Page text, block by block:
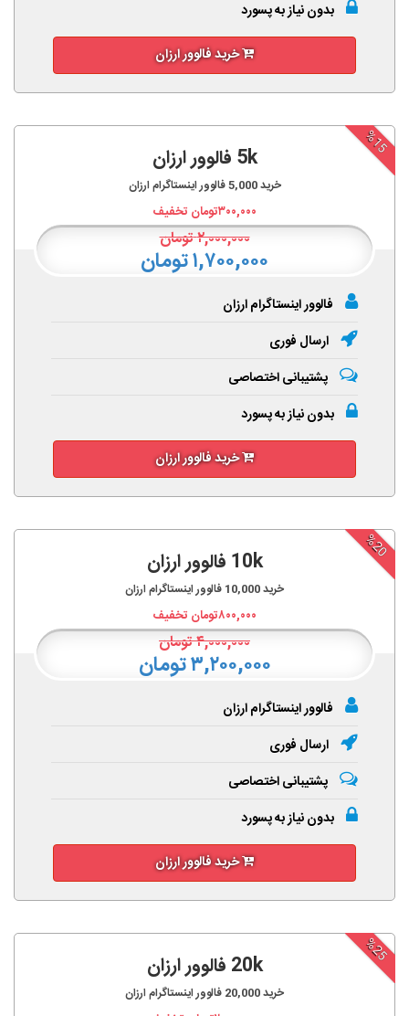
بدون نیاز به پسورد
خرید فالوور ارزان
%15
5k فالوور ارزان
خرید5,000فالوور اینستاگرام ارزان
۳۰۰,۰۰۰تومان تخفیف
۲,۰۰۰,۰۰۰تومان
۱,۷۰۰,۰۰۰ تومان
فالوور اینستاگرام ارزان
ارسال فوری
پشتیبانی اختصاصی
بدون نیاز به پسورد
خرید فالوور ارزان
%20
10k فالوور ارزان
خرید10,000 فالوور اینستاگرام ارزان
۸۰۰,۰۰۰تومان تخفیف
۴,۰۰۰,۰۰۰تومان
۳,۲۰۰,۰۰۰ تومان
فالوور اینستاگرام ارزان
ارسال فوری
پشتیبانی اختصاصی
بدون نیاز به پسورد
خرید فالوور ارزان
%25
20k فالوور ارزان
خرید20,000 فالوور اینستاگرام ارزان